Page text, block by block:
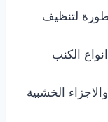
لتنظيف
الكنب
الخشبية